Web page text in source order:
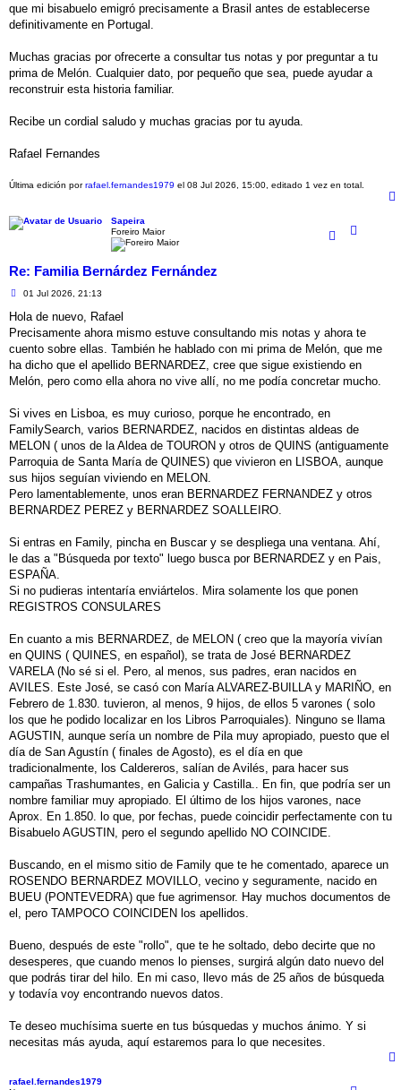
que mi bisabuelo emigró precisamente a Brasil antes de establecerse
definitivamente en Portugal.
Muchas gracias por ofrecerte a consultar tus notas y por preguntar a tu
prima de Melón. Cualquier dato, por pequeño que sea, puede ayudar a
reconstruir esta historia familiar.
Recibe un cordial saludo y muchas gracias por tu ayuda.
Rafael Fernandes
Última edición porrafael.fernandes1979 el 08 Jul 2026, 15:00, editado 1 vez en total.
Sapeira
Foreiro Maior
Re: Familia Bernárdez Fernández
M
n
a
j
01 Jul 2026, 21:13
Hola de nuevo, Rafael
Precisamente ahora mismo estuve consultando mis notas y ahora te
cuento sobre ellas. También he hablado con mi prima de Melón, que me
ha dicho que el apellido BERNARDEZ, cree que sigue existiendo en
Melón, pero como ella ahora no vive allí, no me podía concretar mucho.
Si vives en Lisboa, es muy curioso, porque he encontrado, en
FamilySearch, varios BERNARDEZ, nacidos en distintas aldeas de
MELON ( unos de la Aldea de TOURON y otros de QUINS (antiguamente
Parroquia de Santa María de QUINES) que vivieron en LISBOA, aunque
sus hijos seguían viviendo en MELON.
Pero lamentablemente, unos eran BERNARDEZ FERNANDEZ y otros
BERNARDEZ PEREZ y BERNARDEZ SOALLEIRO.
Si entras en Family, pincha en Buscar y se despliega una ventana. Ahí,
le das a "Búsqueda por texto" luego busca por BERNARDEZ y en Pais,
ESPAÑA.
Si no pudieras intentaría enviártelos. Mira solamente los que ponen
REGISTROS CONSULARES
En cuanto a mis BERNARDEZ, de MELON ( creo que la mayoría vivían
en QUINS ( QUINES, en español), se trata de José BERNARDEZ
VARELA (No sé si el. Pero, al menos, sus padres, eran nacidos en
AVILES. Este José, se casó con María ALVAREZ-BUILLA y MARIÑO, en
Febrero de 1.830. tuvieron, al menos, 9 hijos, de ellos 5 varones ( solo
los que he podido localizar en los Libros Parroquiales). Ninguno se llama
AGUSTIN, aunque sería un nombre de Pila muy apropiado, puesto que el
día de San Agustín ( finales de Agosto), es el día en que
tradicionalmente, los Caldereros, salían de Avilés, para hacer sus
campañas Trashumantes, en Galicia y Castilla.. En fin, que podría ser un
nombre familiar muy apropiado. El último de los hijos varones, nace
Aprox. En 1.850. lo que, por fechas, puede coincidir perfectamente con tu
Bisabuelo AGUSTIN, pero el segundo apellido NO COINCIDE.
Buscando, en el mismo sitio de Family que te he comentado, aparece un
ROSENDO BERNARDEZ MOVILLO, vecino y seguramente, nacido en
BUEU (PONTEVEDRA) que fue agrimensor. Hay muchos documentos de
el, pero TAMPOCO COINCIDEN los apellidos.
Bueno, después de este "rollo", que te he soltado, debo decirte que no
desesperes, que cuando menos lo pienses, surgirá algún dato nuevo del
que podrás tirar del hilo. En mi caso, llevo más de 25 años de búsqueda
y todavía voy encontrando nuevos datos.
Te deseo muchísima suerte en tus búsquedas y muchos ánimo. Y si
necesitas más ayuda, aquí estaremos para lo que necesites.
rafael.fernandes1979